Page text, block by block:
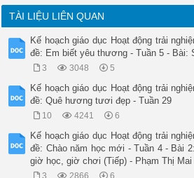
TÀI LIỆU LIÊN QUAN
Kế hoạch giáo dục Hoạt động trải
đề: Em biết yêu thương - Tuần 5 - Bài:
3 3048 5
Kế hoạch giáo dục Hoạt động trải
đề: Quê hương tươi đẹp - Tuần 29
10 4241 6
Kế hoạch giáo dục Hoạt động trải
đề: Chào năm học mới - Tuần 4 - Bài
giờ học, giờ chơi (Tiếp) - Phạm Thị
3 2866 6